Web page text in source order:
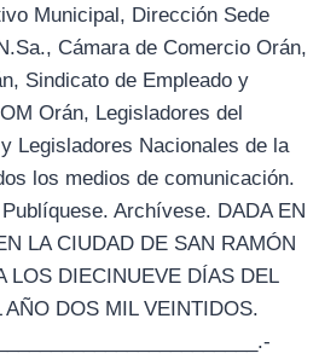
Municipal, Dirección Sede
Cámara de Comercio Orán,
Sindicato de Empleado y
Orán, Legisladores del
Legisladores Nacionales de la
los medios de comunicación.
Archívese. DADA EN
LA CIUDAD DE SAN RAMÓN
LOS DIECINUEVE DÍAS DEL
DOS MIL VEINTIDOS.